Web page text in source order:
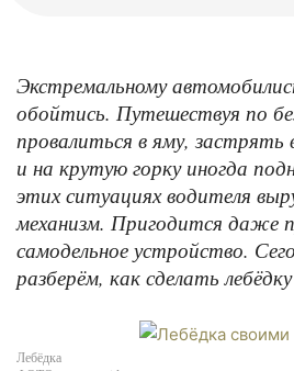
Экстремальному
обойтись. Путешествуя по
провалиться в яму, застрять
и на крутую горку иногда
этих ситуациях водителя
механизм. Пригодится даже
самодельное устройство.
разберём, как сделать
Лебёдка